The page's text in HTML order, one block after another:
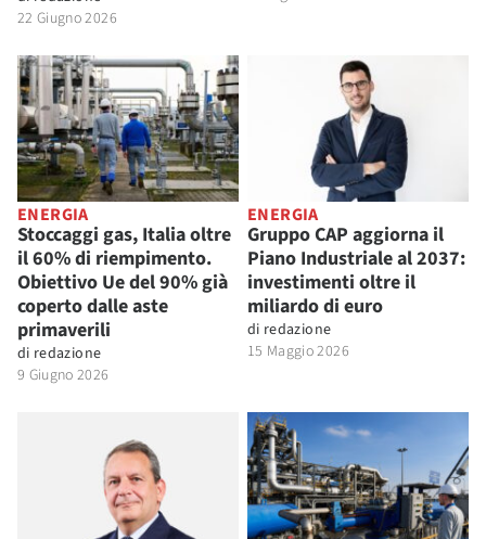
22 Giugno 2026
ENERGIA
Stoccaggi gas, Italia oltre
il 60% di riempimento.
Obiettivo Ue del 90% già
coperto dalle aste
primaverili
di redazione
9 Giugno 2026
ENERGIA
Gruppo CAP aggiorna il
Piano Industriale al 2037:
investimenti oltre il
miliardo di euro
di redazione
15 Maggio 2026